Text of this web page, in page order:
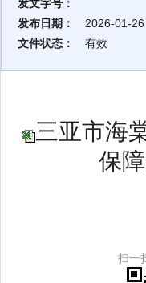
发文字号：
发布日期：
2026-01-26
文件状态：
有效
三亚市海
保
扫一